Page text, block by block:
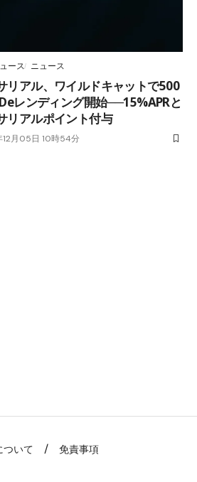
ース ニュース
リアル、ワイルドキャットで500
レンディング開始──15%APRと
リアルポイント付与
月05日 10時54分
ついて
免責事項